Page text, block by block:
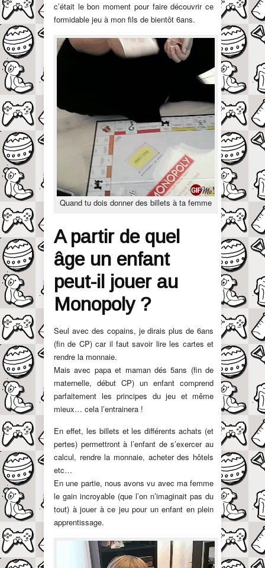
c’était le bon moment pour faire découvrir ce
formidable jeu à mon fils de bientôt 6ans.
Quand tu dois donner des billets à ta femme
A partir de quel
âge un enfant
peut-il jouer au
Monopoly ?
Seul avec des copains, je dirais plus de 6ans
(fin de CP) car il faut savoir lire les cartes et
rendre la monnaie.
Mais avec papa et maman dés 5ans (fin de
maternelle, début CP) un enfant comprend
parfaitement les principes du jeu et même
mieux… cela l’entrainera !
En effet, les billets et les différents achats (et
pertes) permettront à l’enfant de s’exercer au
calcul, rendre la monnaie, acheter des hôtels
etc…
En une partie, nous avons vu avec ma femme
le gain incroyable (que l’on n’imaginait pas du
tout) à jouer à ce jeu pour un enfant en plein
apprentissage.